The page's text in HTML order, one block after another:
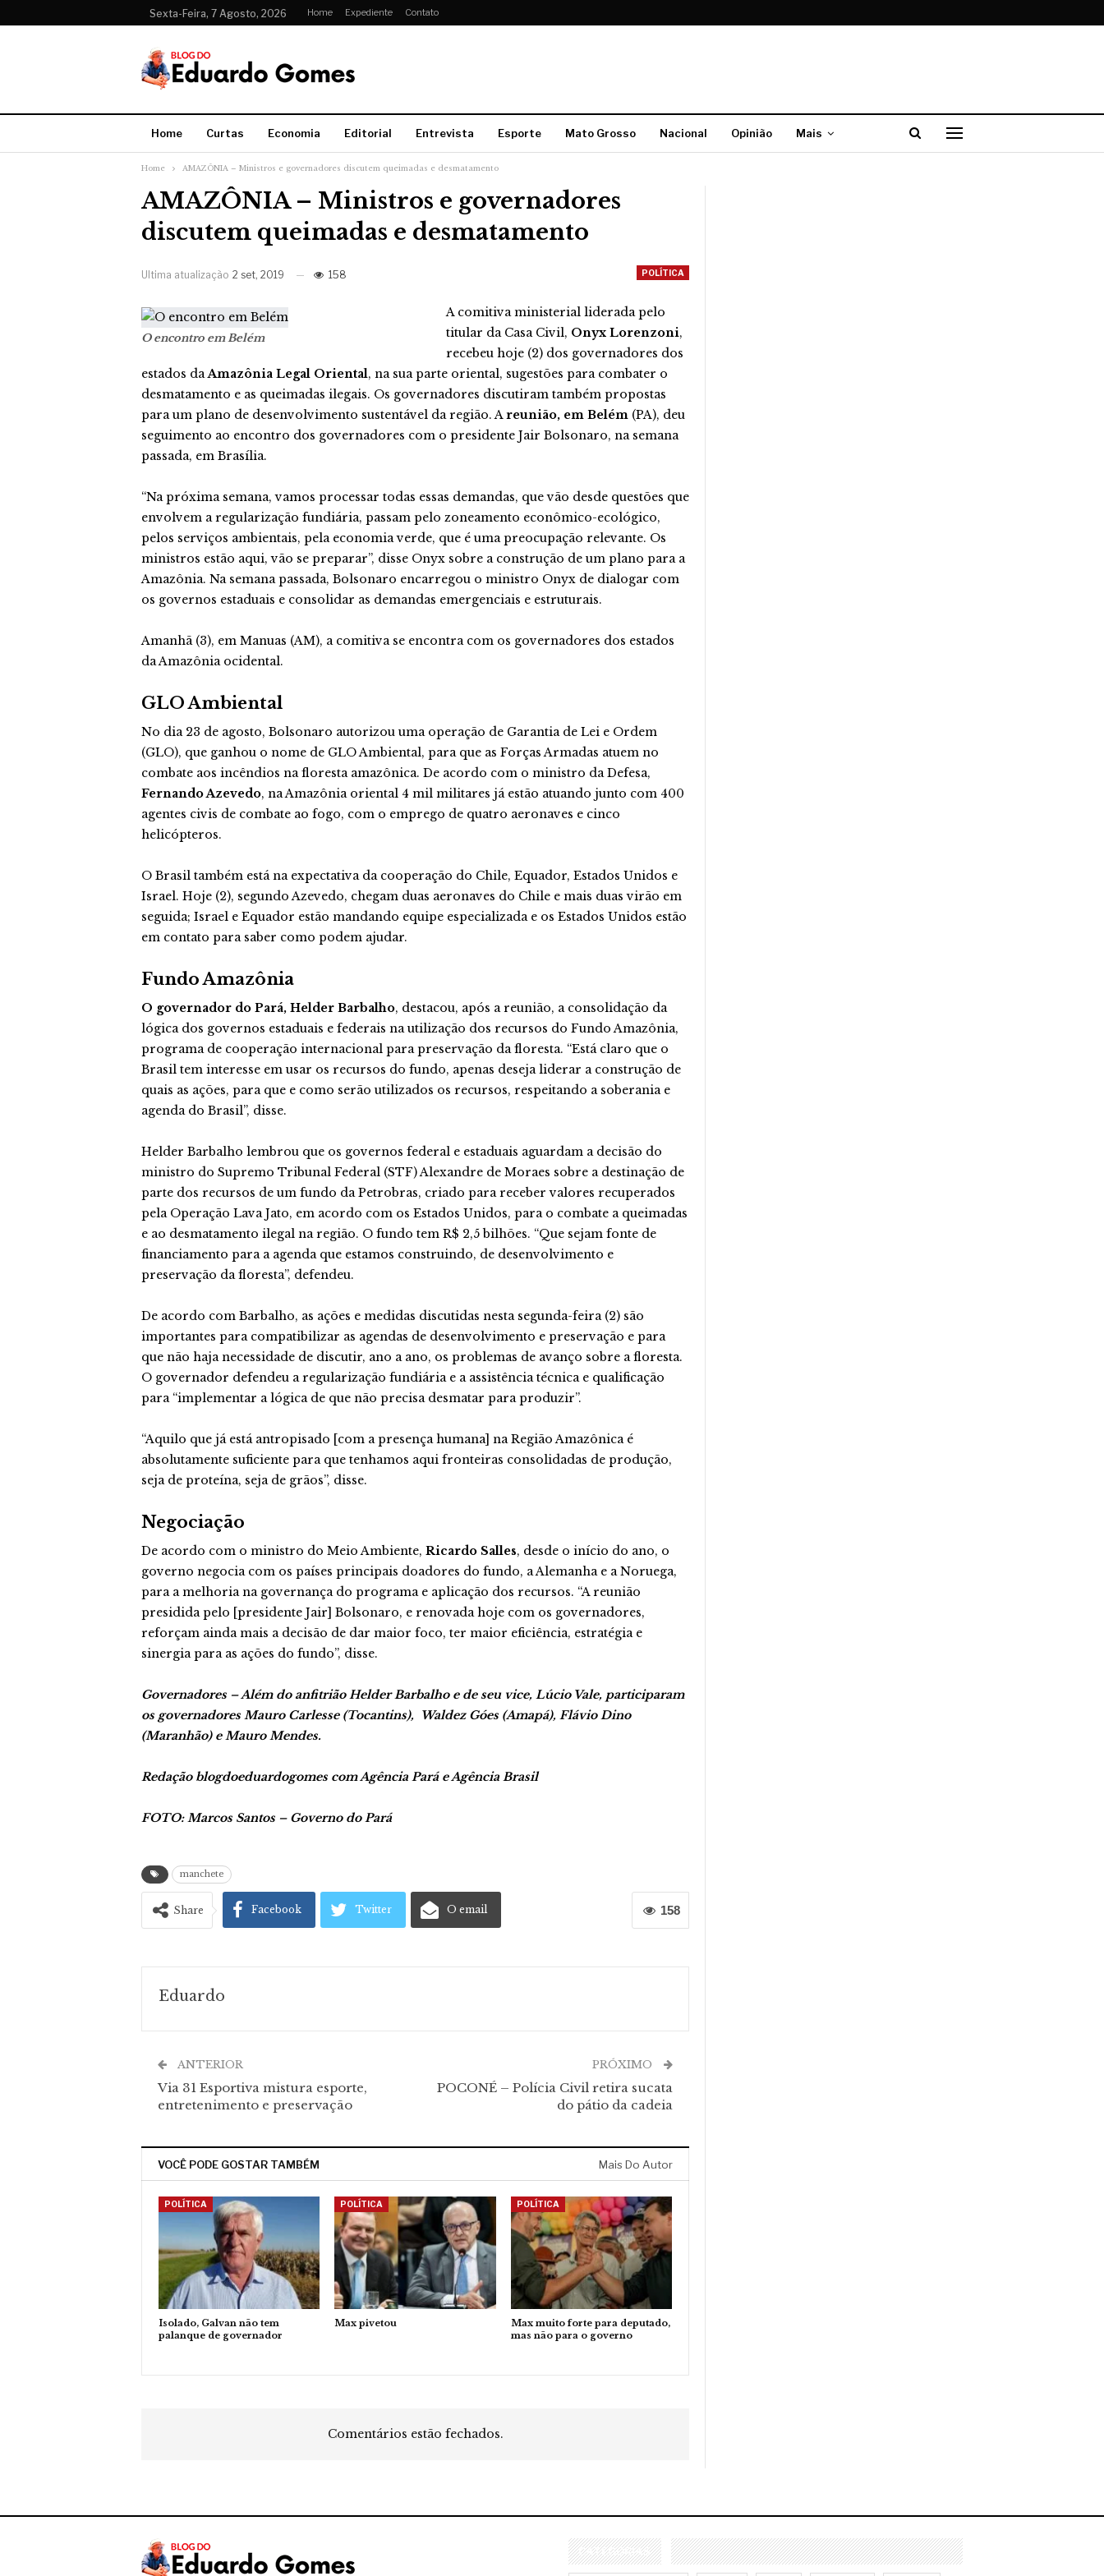
Sexta-Feira, 7 Agosto, 2026 Home Expediente Contato
Home Curtas Economia Editorial Entrevista Esporte Mato Grosso Nacional Opinião Mais
Home AMAZÔNIA – Ministros e governadores discutem queimadas e desmatamento
AMAZÔNIA – Ministros e governadores
discutem queimadas e desmatamento
POLÍTICA
Ultima atualização 2 set, 2019 158
O encontro em Belém
A comitiva ministerial liderada pelo
titular da Casa Civil, Onyx Lorenzoni,
recebeu hoje (2) dos governadores dos
estados daAmazônia Legal Oriental, na sua parte oriental, sugestões para combater o
desmatamento e as queimadas ilegais. Os governadores discutiram também propostas
para um plano de desenvolvimento sustentável da região. Areunião, em Belém (PA), deu
seguimento ao encontro dos governadores com o presidente Jair Bolsonaro, na semana
passada, em Brasília.
“Na próxima semana, vamos processar todas essas demandas, que vão desde questões que
envolvem a regularização fundiária, passam pelo zoneamento econômico-ecológico,
pelos serviços ambientais, pela economia verde, que é uma preocupação relevante. Os
ministros estão aqui, vão se preparar”, disse Onyx sobre a construção de um plano para a
Amazônia. Na semana passada, Bolsonaro encarregou o ministro Onyx de dialogar com
os governos estaduais e consolidar as demandas emergenciais e estruturais.
Amanhã (3), em Manuas (AM), a comitiva se encontra com os governadores dos estados
da Amazônia ocidental.
GLO Ambiental
No dia 23 de agosto, Bolsonaro autorizou uma operação de Garantia de Lei e Ordem
(GLO), que ganhou o nome de GLO Ambiental, para que as Forças Armadas atuem no
combate aos incêndios na floresta amazônica. De acordo com o ministro da Defesa,
Fernando Azevedo, na Amazônia oriental 4 mil militares já estão atuando junto com 400
agentes civis de combate ao fogo, com o emprego de quatro aeronaves e cinco
helicópteros.
O Brasil também está na expectativa da cooperação do Chile, Equador, Estados Unidos e
Israel. Hoje (2), segundo Azevedo, chegam duas aeronaves do Chile e mais duas virão em
seguida; Israel e Equador estão mandando equipe especializada e os Estados Unidos estão
em contato para saber como podem ajudar.
Fundo Amazônia
O governador do Pará, Helder Barbalho, destacou, após a reunião, a consolidação da
lógica dos governos estaduais e federais na utilização dos recursos do Fundo Amazônia,
programa de cooperação internacional para preservação da floresta. “Está claro que o
Brasil tem interesse em usar os recursos do fundo, apenas deseja liderar a construção de
quais as ações, para que e como serão utilizados os recursos, respeitando a soberania e
agenda do Brasil”, disse.
Helder Barbalho lembrou que os governos federal e estaduais aguardam a decisão do
ministro do Supremo Tribunal Federal (STF) Alexandre de Moraes sobre a destinação de
parte dos recursos de um fundo da Petrobras, criado para receber valores recuperados
pela Operação Lava Jato, em acordo com os Estados Unidos, para o combate a queimadas
e ao desmatamento ilegal na região. O fundo tem R$ 2,5 bilhões. “Que sejam fonte de
financiamento para a agenda que estamos construindo, de desenvolvimento e
preservação da floresta”, defendeu.
De acordo com Barbalho, as ações e medidas discutidas nesta segunda-feira (2) são
importantes para compatibilizar as agendas de desenvolvimento e preservação e para
que não haja necessidade de discutir, ano a ano, os problemas de avanço sobre a floresta.
O governador defendeu a regularização fundiária e a assistência técnica e qualificação
para “implementar a lógica de que não precisa desmatar para produzir”.
“Aquilo que já está antropisado [com a presença humana] na Região Amazônica é
absolutamente suficiente para que tenhamos aqui fronteiras consolidadas de produção,
seja de proteína, seja de grãos”, disse.
Negociação
De acordo com o ministro do Meio Ambiente, Ricardo Salles, desde o início do ano, o
governo negocia com os países principais doadores do fundo, a Alemanha e a Noruega,
para a melhoria na governança do programa e aplicação dos recursos. “A reunião
presidida pelo [presidente Jair] Bolsonaro, e renovada hoje com os governadores,
reforçam ainda mais a decisão de dar maior foco, ter maior eficiência, estratégia e
sinergia para as ações do fundo”, disse.
Governadores – Além do anfitrião Helder Barbalho e de seu vice, Lúcio Vale, participaram
os governadores Mauro Carlesse (Tocantins), Waldez Góes (Amapá), Flávio Dino
(Maranhão) e Mauro Mendes.
Redação blogdoeduardogomes com Agência Pará e Agência Brasil
FOTO: Marcos Santos – Governo do Pará
manchete
158
Share Facebook Twitter O email
Eduardo
ANTERIOR
Via 31 Esportiva mistura esporte,
entretenimento e preservação
PRÓXIMO
POCONÉ – Polícia Civil retira sucata
do pátio da cadeia
VOCÊ PODE GOSTAR TAMBÉM Mais Do Autor
POLÍTICA
Isolado, Galvan não tem
palanque de governador
POLÍTICA
Max pivetou
POLÍTICA
Max muito forte para deputado,
mas não para o governo
Comentários estão fechados.
CATEGORIAS